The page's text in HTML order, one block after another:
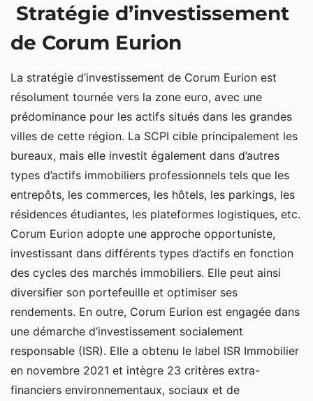
Stratégie d’investissement
de Corum Eurion
La stratégie d’investissement de Corum Eurion est
résolument tournée vers la zone euro, avec une
prédominance pour les actifs situés dans les grandes
villes de cette région. La SCPI cible principalement les
bureaux, mais elle investit également dans d’autres
types d’actifs immobiliers professionnels tels que les
entrepôts, les commerces, les hôtels, les parkings, les
résidences étudiantes, les plateformes logistiques, etc.
Corum Eurion adopte une approche opportuniste,
investissant dans différents types d’actifs en fonction
des cycles des marchés immobiliers. Elle peut ainsi
diversifier son portefeuille et optimiser ses
rendements. En outre, Corum Eurion est engagée dans
une démarche d’investissement socialement
responsable (ISR). Elle a obtenu le label ISR Immobilier
en novembre 2021 et intègre 23 critères extra-
financiers environnementaux, sociaux et de